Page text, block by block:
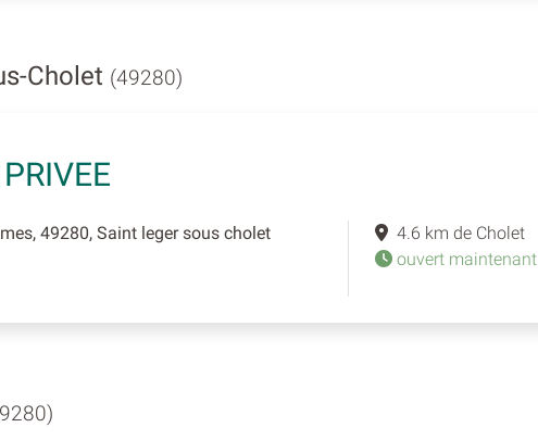
Cholet (49280)
49280, Saint leger sous cholet
4.6 km de Cholet
ouvert maintenant